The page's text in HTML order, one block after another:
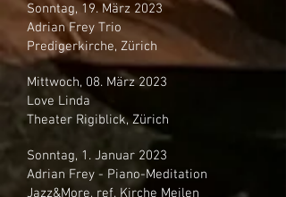
Sonntag, 19. März 2023
Adrian Frey Trio
Predigerkirche, Zürich
Mittwoch, 08. März2023
Love Linda
Theater Rigiblick, Zürich
Sonntag, 1. Januar 2023
Adrian Frey - Piano-Meditation
Jazz&More, ref. Kirche Meilen